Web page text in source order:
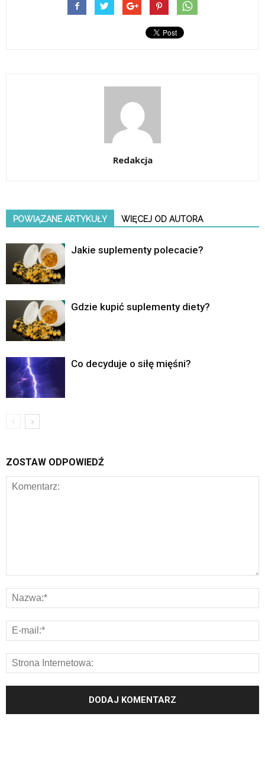
Redakcja
POWIĄZANE ARTYKUŁY WIĘCEJ OD AUTORA
Jakie suplementy polecacie?
Gdzie kupić suplementy diety?
Co decyduje o siłę mięśni?
ZOSTAW ODPOWIEDŹ